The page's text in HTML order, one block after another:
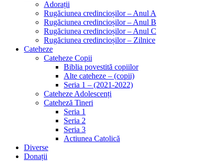
Adorații
Rugăciunea credincioșilor – Anul A
Rugăciunea credincioșilor – Anul B
Rugăciunea credincioșilor – Anul C
Rugăciunea credincioșilor – Zilnice
Cateheze
Cateheze Copii
Biblia povestită copiilor
Alte cateheze – (copii)
Seria 1 – (2021-2022)
Cateheze Adolescenți
Cateheză Tineri
Seria 1
Seria 2
Seria 3
Actiunea Catolică
Diverse
Donații